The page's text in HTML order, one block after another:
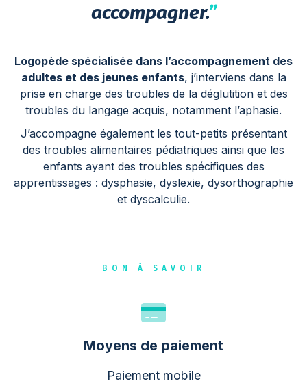
accompagner.”
Logopède spécialisée dans l’accompagnement des
adultes et des jeunes enfants, j’interviens dans la
prise en charge des troubles de la déglutition et des
troubles du langage acquis, notamment l’aphasie.
J’accompagne également les tout-petits présentant
des troubles alimentaires pédiatriques ainsi que les
enfants ayant des troubles spécifiques des
apprentissages : dysphasie, dyslexie, dysorthographie
et dyscalculie.
BON À SAVOIR
Moyens de paiement
Paiement mobile